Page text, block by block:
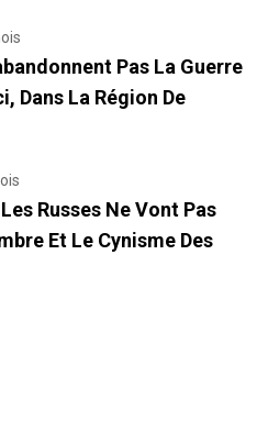
Pas La Guerre
Dans La Région De
Russes Ne Vont Pas
Et Le Cynisme Des